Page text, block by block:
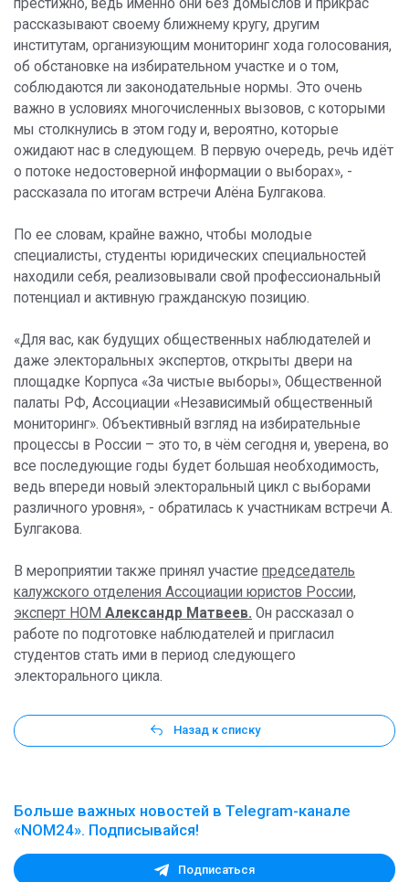
престижно, ведь именно они без домыслов и прикрас
рассказывают своему ближнему кругу, другим
институтам, организующим мониторинг хода голосования,
об обстановке на избирательном участке и о том,
соблюдаются ли законодательные нормы. Это очень
важно в условиях многочисленных вызовов, с которыми
мы столкнулись в этом году и, вероятно, которые
ожидают нас в следующем. В первую очередь, речь идёт
о потоке недостоверной информации о выборах», -
рассказала по итогам встречи Алёна Булгакова.
По ее словам, крайне важно, чтобы молодые
специалисты, студенты юридических специальностей
находили себя, реализовывали свой профессиональный
потенциал и активную гражданскую позицию.
«Для вас, как будущих общественных наблюдателей и
даже электоральных экспертов, открыты двери на
площадке Корпуса «За чистые выборы», Общественной
палаты РФ, Ассоциации «Независимый общественный
мониторинг». Объективный взгляд на избирательные
процессы в России – это то, в чём сегодня и, уверена, во
все последующие годы будет большая необходимость,
ведь впереди новый электоральный цикл с выборами
различного уровня», - обратилась к участникам встречи А.
Булгакова.
В мероприятии также принял участие председатель
калужского отделения Ассоциации юристов России,
эксперт НОМ Александр Матвеев. Он рассказал о
работе по подготовке наблюдателей и пригласил
студентов стать ими в период следующего
электорального цикла.
Назад к списку
Больше важных новостей в Telegram-канале
«NOM24». Подписывайся!
Подписаться